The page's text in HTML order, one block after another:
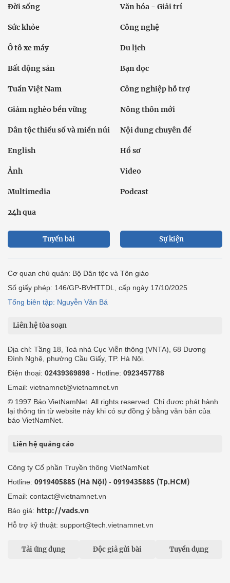
Đời sống Văn hóa - Giải trí
Sức khỏe Công nghệ
Ô tô xe máy Du lịch
Bất động sản Bạn đọc
Tuần Việt Nam Công nghiệp hỗ trợ
Giảm nghèo bền vững Nông thôn mới
Dân tộc thiểu số và miền núi Nội dung chuyên đề
English Hồ sơ
Ảnh Video
Multimedia Podcast
24h qua
Tuyến bài Sự kiện
Cơ quan chủ quản: Bộ Dân tộc và Tôn giáo
Số giấy phép: 146/GP-BVHTTDL, cấp ngày 17/10/2025
Tổng biên tập: Nguyễn Văn Bá
Liên hệ tòa soạn
Địa chỉ: Tầng 18, Toà nhà Cục Viễn thông (VNTA), 68 Dương
Đình Nghệ, phường Cầu Giấy, TP. Hà Nội.
Điện thoại: 02439369898 - Hotline: 0923457788
Email: vietnamnet@vietnamnet.vn
© 1997 Báo VietNamNet. All rights reserved. Chỉ được phát hành
lại thông tin từ website này khi có sự đồng ý bằng văn bản của
báo VietNamNet.
Liên hệ quảng cáo
Công ty Cổ phần Truyền thông VietNamNet
Hotline: 0919405885 (Hà Nội) - 0919435885 (Tp.HCM)
Email: contact@vietnamnet.vn
Báo giá: http://vads.vn
Hỗ trợ kỹ thuật: support@tech.vietnamnet.vn
Tải ứng dụng Độc giả gửi bài Tuyển dụng